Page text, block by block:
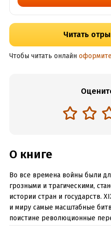
Читать
Чтобы читать онлайн
О книге
Во все времена войны были
грозными и трагическими,
истории стран и государств.
и миру самые масштабные
поистине революционные